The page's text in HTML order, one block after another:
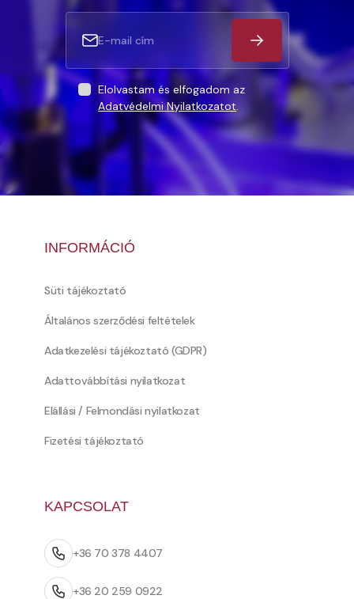
Elolvastam és elfogadom az
Adatvédelmi Nyilatkozatot.
INFORMÁCIÓ
Süti tájékoztató
Általános szerződési feltételek
Adatkezelési tájékoztató (GDPR)
Adattovábbítási nyilatkozat
Elállási / Felmondási nyilatkozat
Fizetési tájékoztató
KAPCSOLAT
+36 70 378 4407
+36 20 259 0922